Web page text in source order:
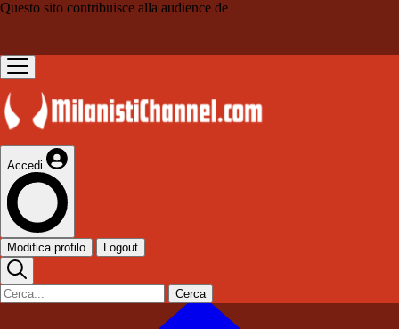
Questo sito contribuisce alla audience de
Accedi
Modifica profilo Logout
Cerca